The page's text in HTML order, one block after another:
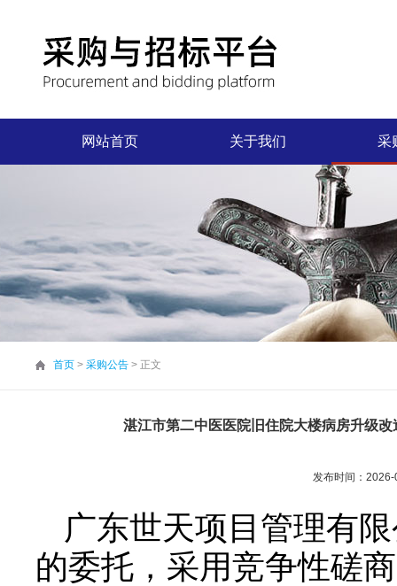
网站首页 关于我们 采
首页 > 采购公告 > 正文
湛江市第二中医医院旧住院大楼病房升级
发布时间：
广东世天项目管理有
的委托，采用竞争性磋